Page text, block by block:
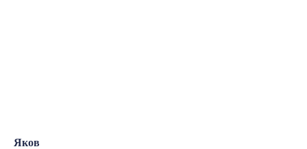
Яков